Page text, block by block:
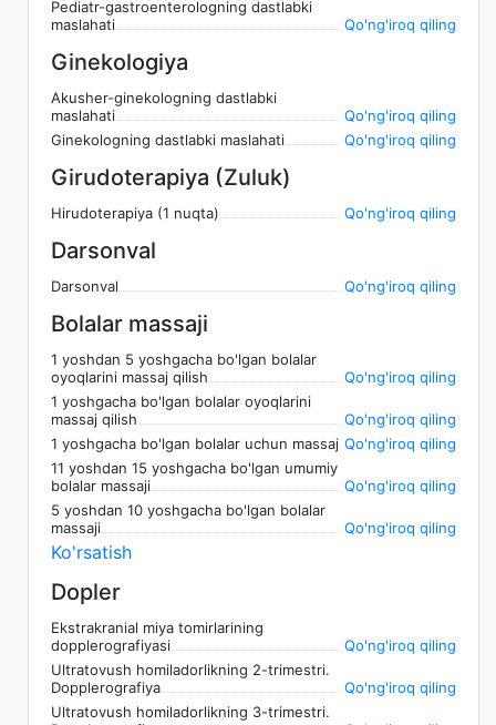
Pediatr-gastroenterologning dastlabki
maslahati
Qo'ng'iroq qiling
Ginekologiya
Akusher-ginekologning dastlabki
maslahati
Qo'ng'iroq qiling
Ginekologning dastlabki maslahati
Qo'ng'iroq qiling
Girudoterapiya (Zuluk)
Hirudoterapiya (1 nuqta) Qo'ng'iroq qiling
Darsonval
Darsonval Qo'ng'iroq qiling
Bolalar massaji
1 yoshdan 5 yoshgacha bo'lgan bolalar
oyoqlarini massaj qilish
Qo'ng'iroq qiling
1 yoshgacha bo'lgan bolalar oyoqlarini
massaj qilish
Qo'ng'iroq qiling
1 yoshgacha bo'lgan bolalar uchun massaj Qo'ng'iroq qiling
11 yoshdan 15 yoshgacha bo'lgan umumiy
bolalar massaji
Qo'ng'iroq qiling
5 yoshdan 10 yoshgacha bo'lgan bolalar
massaji
Qo'ng'iroq qiling
Ko'rsatish
Dopler
Ekstrakranial miya tomirlarining
dopplerografiyasi
Qo'ng'iroq qiling
Ultratovush homiladorlikning 2-trimestri.
Dopplerografiya
Qo'ng'iroq qiling
Ultratovush homiladorlikning 3-trimestri.